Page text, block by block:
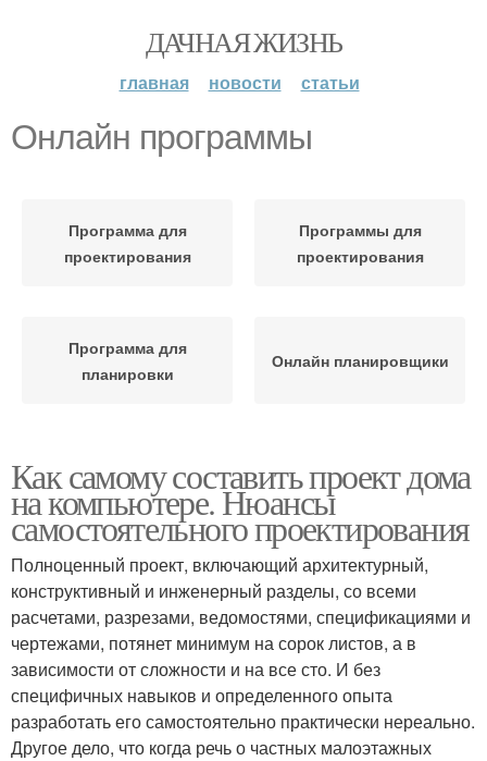
ДАЧНАЯ ЖИЗНЬ
главная новости статьи
Онлайн программы
Программа для
проектирования
Программы для
проектирования
Программа для
планировки
Онлайн планировщики
Как самому составить проект дома
на компьютере. Нюансы
самостоятельного проектирования
Полноценный проект, включающий архитектурный,
конструктивный и инженерный разделы, со всеми
расчетами, разрезами, ведомостями, спецификациями и
чертежами, потянет минимум на сорок листов, а в
зависимости от сложности и на все сто. И без
специфичных навыков и определенного опыта
разработать его самостоятельно практически нереально.
Другое дело, что когда речь о частных малоэтажных